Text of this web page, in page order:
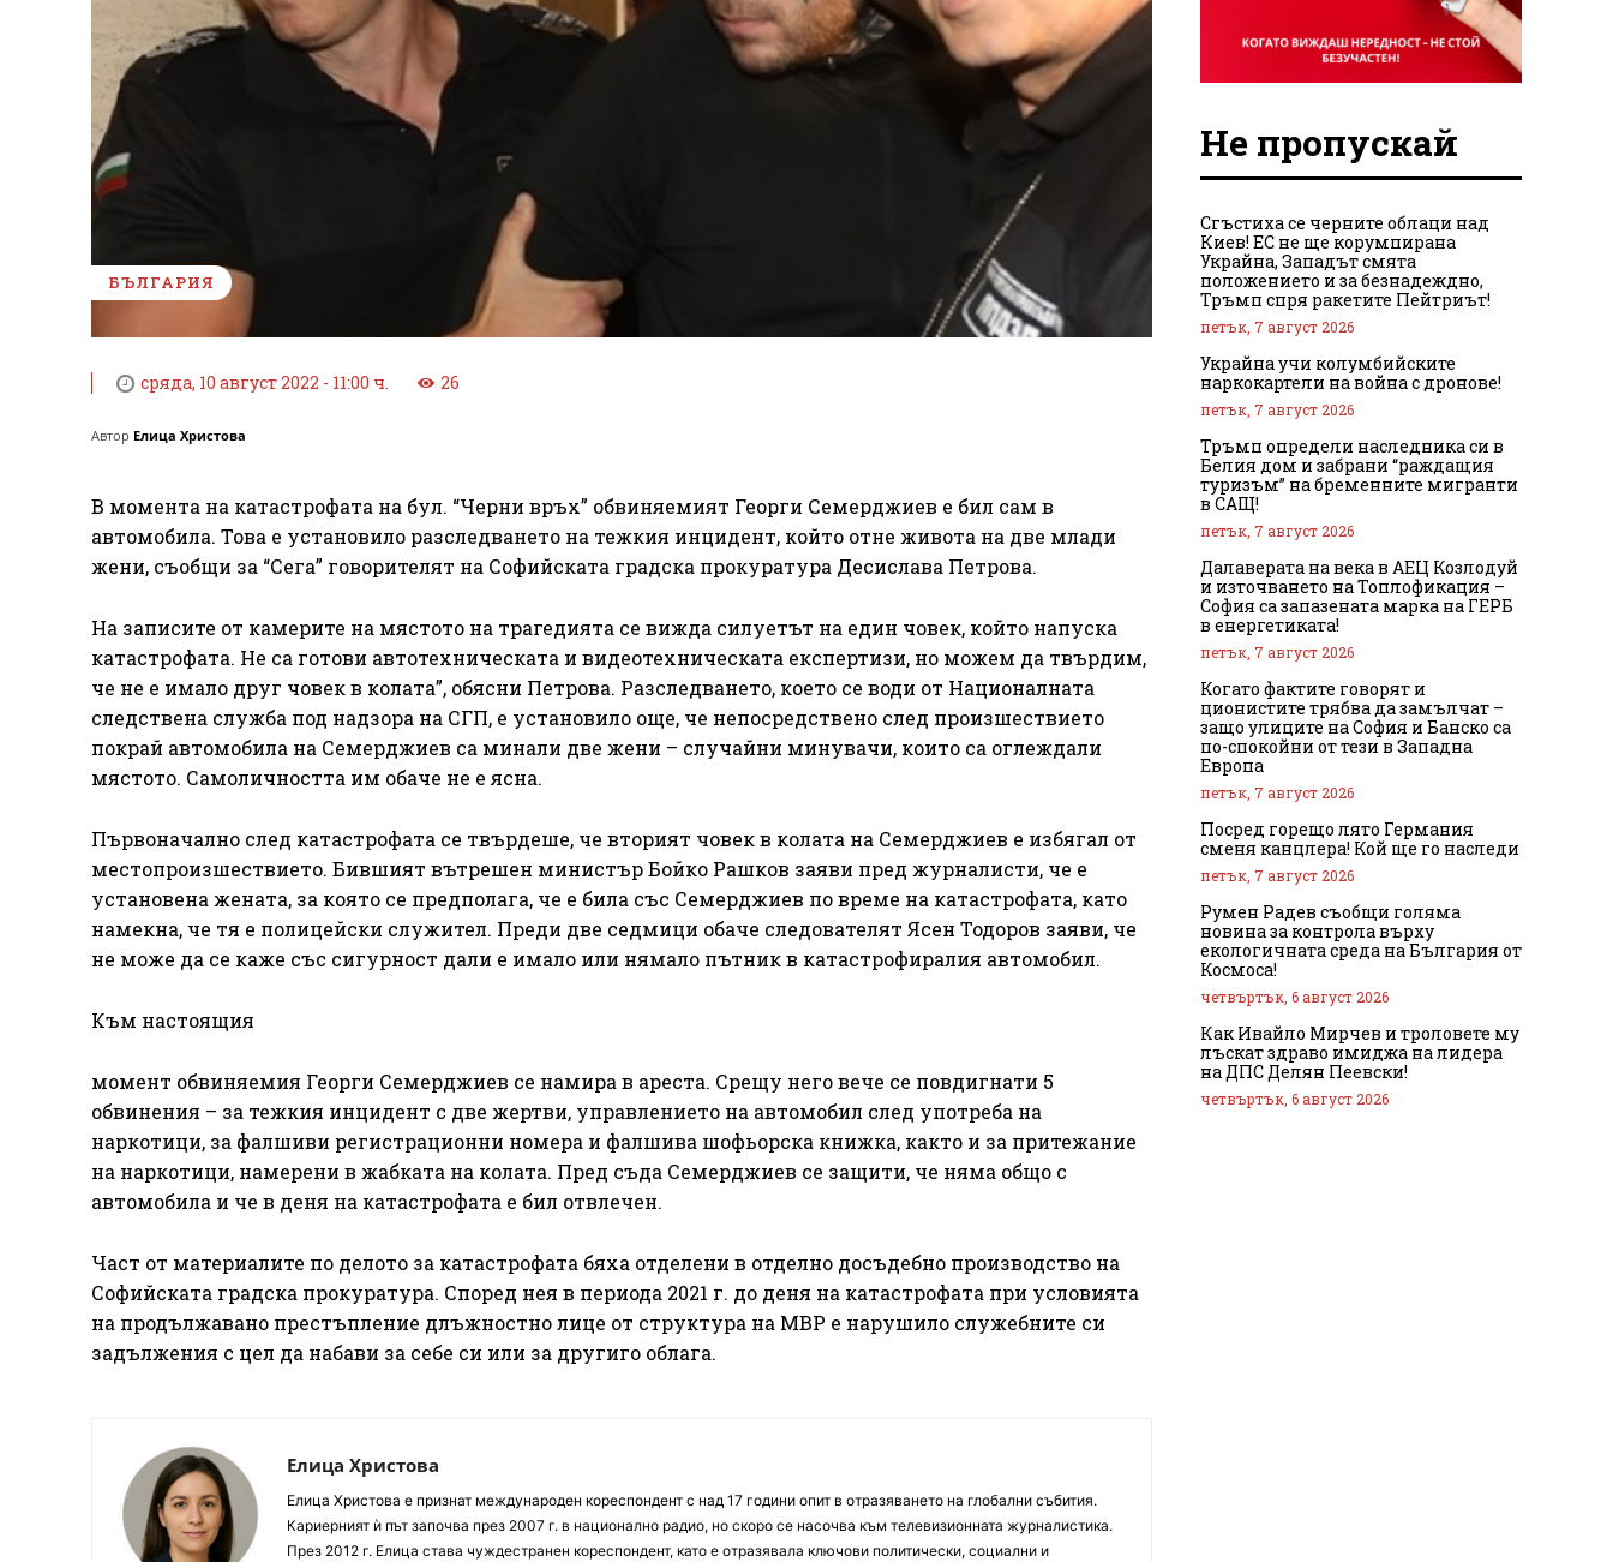
БЪЛГАРИЯ
сряда, 10 август 2022 - 11:00 ч. 26
Автор Елица Христова
В момента на катастрофата на бул. “Черни връх” обвиняемият Георги Семерджиев е бил сам в
автомобила. Това е установило разследването на тежкия инцидент, който отне живота на две млади
жени, съобщи за “Сега” говорителят на Софийската градска прокуратура Десислава Петрова.
На записите от камерите на мястото на трагедията се вижда силуетът на един човек, който напуска
катастрофата. Не са готови автотехническата и видеотехническата експертизи, но можем да твърдим,
че не е имало друг човек в колата”, обясни Петрова. Разследването, което се води от Националната
следствена служба под надзора на СГП, е установило още, че непосредствено след произшествието
покрай автомобила на Семерджиев са минали две жени – случайни минувачи, които са оглеждали
мястото. Самоличността им обаче не е ясна.
Първоначално след катастрофата се твърдеше, че вторият човек в колата на Семерджиев е избягал от
местопроизшествието. Бившият вътрешен министър Бойко Рашков заяви пред журналисти, че е
установена жената, за която се предполага, че е била със Семерджиев по време на катастрофата, като
намекна, че тя е полицейски служител. Преди две седмици обаче следователят Ясен Тодоров заяви, че
не може да се каже със сигурност дали е имало или нямало пътник в катастрофиралия автомобил.
Към настоящия
момент обвиняемия Георги Семерджиев се намира в ареста. Срещу него вече се повдигнати 5
обвинения – за тежкия инцидент с две жертви, управлението на автомобил след употреба на
наркотици, за фалшиви регистрационни номера и фалшива шофьорска книжка, както и за притежание
на наркотици, намерени в жабката на колата. Пред съда Семерджиев се защити, че няма общо с
автомобила и че в деня на катастрофата е бил отвлечен.
Част от материалите по делото за катастрофата бяха отделени в отделно досъдебно производство на
Софийската градска прокуратура. Според нея в периода 2021 г. до деня на катастрофата при условията
на продължавано престъпление длъжностно лице от структура на МВР е нарушило служебните си
задължения с цел да набави за себе си или за другиго облага.
Елица Христова
Елица Христова е признат международен кореспондент с над 17 години опит в отразяването на глобални събития.
Кариерният ѝ път започва през 2007 г. в национално радио, но скоро се насочва към телевизионната журналистика.
През 2012 г. Елица става чуждестранен кореспондент, като е отразявала ключови политически, социални и
Не пропускай
Сгъстиха се черните облаци над
Киев! ЕС не ще корумпирана
Украйна, Западът смята
положението и за безнадеждно,
Тръмп спря ракетите Пейтриът!
петък, 7 август 2026
Украйна учи колумбийските
наркокартели на война с дронове!
петък, 7 август 2026
Тръмп определи наследника си в
Белия дом и забрани “раждащия
туризъм” на бременните мигранти
в САЩ!
петък, 7 август 2026
Далаверата на века в АЕЦ Козлодуй
и източването на Топлофикация –
София са запазената марка на ГЕРБ
в енергетиката!
петък, 7 август 2026
Когато фактите говорят и
ционистите трябва да замълчат –
защо улиците на София и Банско са
по-спокойни от тези в Западна
Европа
петък, 7 август 2026
Посред горещо лято Германия
сменя канцлера! Кой ще го наследи
петък, 7 август 2026
Румен Радев съобщи голяма
новина за контрола върху
екологичната среда на България от
Космоса!
четвъртък, 6 август 2026
Как Ивайло Мирчев и троловете му
лъскат здраво имиджа на лидера
на ДПС Делян Пеевски!
четвъртък, 6 август 2026